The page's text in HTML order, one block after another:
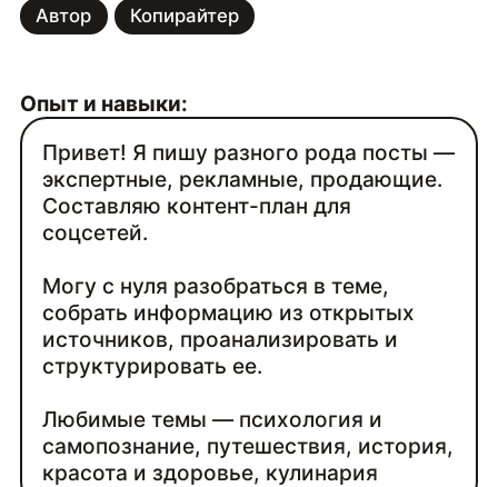
Автор Копирайтер
Опыт и навыки:
Привет! Я пишу разного рода посты —
экспертные, рекламные, продающие.
Составляю контент-план для
соцсетей.
Могу с нуля разобраться в теме,
собрать информацию из открытых
источников, проанализировать и
структурировать ее.
Любимые темы — психология и
самопознание, путешествия, история,
красота и здоровье, кулинария